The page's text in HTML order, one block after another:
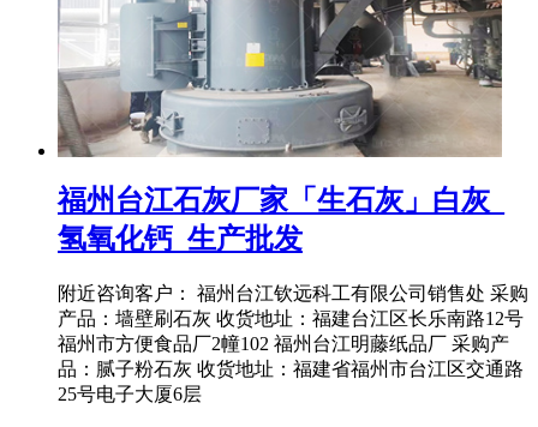
福州台江石灰厂家「生石灰」白灰_
氢氧化钙_生产批发
附近咨询客户： 福州台江钦远科工有限公司销售处 采购
产品：墙壁刷石灰 收货地址：福建台江区长乐南路12号
福州市方便食品厂2幢102 福州台江明藤纸品厂 采购产
品：腻子粉石灰 收货地址：福建省福州市台江区交通路
25号电子大厦6层